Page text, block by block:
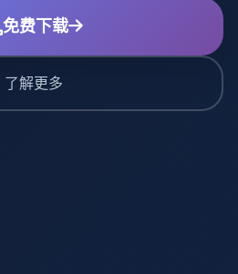
免费下载
了解更多